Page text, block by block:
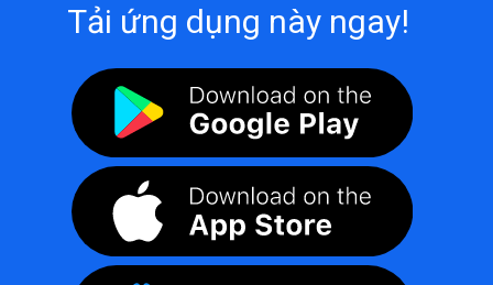
Tải ứng dụng này ngay!